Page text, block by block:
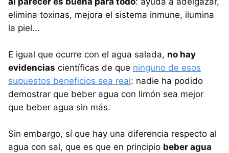
elimina toxinas, mejora el sistema inmune, ilumina
la piel...
E igual que ocurre con el agua salada, no hay
evidencias científicas de que ninguno de esos
supuestos beneficios sea real: nadie ha podido
demostrar que beber agua con limón sea mejor
que beber agua sin más.
Sin embargo, sí que hay una diferencia respecto al
agua con sal, que es que en principio beber agua